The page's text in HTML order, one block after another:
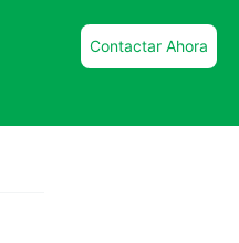
Contactar Ahora